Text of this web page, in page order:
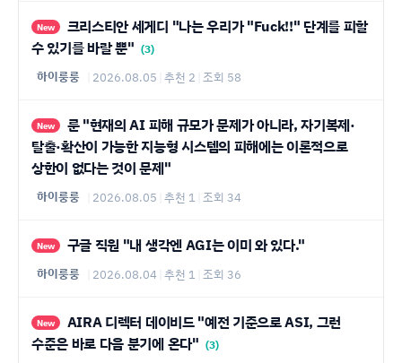
New
수 있기를 바랄 뿐" (3)
하이룽룽 2026.08.05 추천 2 조회 58
New
탈출·확산이 가능한 지능형 시스템의 피해에는 이론적으로
상한이 없다는 것이 문제"
하이룽룽 2026.08.05 추천 1 조회 34
New 구글 직원 "내 생각엔 AGI는 이미 와 있다."
하이룽룽 2026.08.04 추천 1 조회 36
New
수준은 바로 다음 분기에 온다" (3)